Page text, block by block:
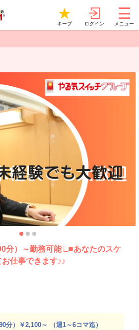
キープ ログイン メニュー
分）～勤務可能 □■あなたのスケ
仕事できます♪♪
分）￥2,100～ （週1～6コマ迄）